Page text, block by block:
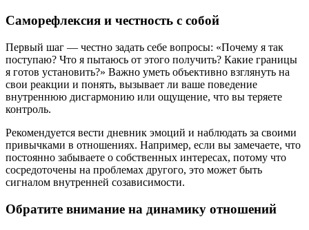
Саморефлексия и честность с собой
Первый шаг — честно задать себе вопросы: «Почему я так
поступаю? Что я пытаюсь от этого получить? Какие границы
я готов установить?» Важно уметь объективно взглянуть на
свои реакции и понять, вызывает ли ваше поведение
внутреннюю дисгармонию или ощущение, что вы теряете
контроль.
Рекомендуется вести дневник эмоций и наблюдать за своими
привычками в отношениях. Например, если вы замечаете, что
постоянно забываете о собственных интересах, потому что
сосредоточены на проблемах другого, это может быть
сигналом внутренней созависимости.
Обратите внимание на динамику отношений